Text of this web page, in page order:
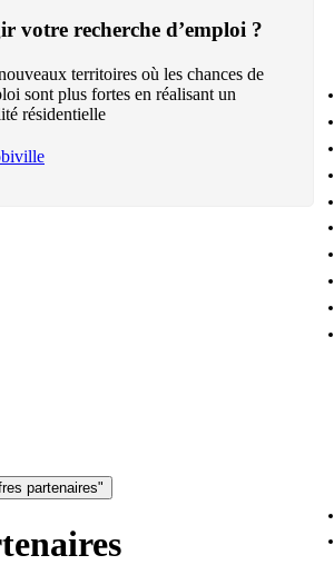
votre recherche d’emploi ?
territoires où les chances de
sont plus fortes en réalisant un
résidentielle
partenaires"